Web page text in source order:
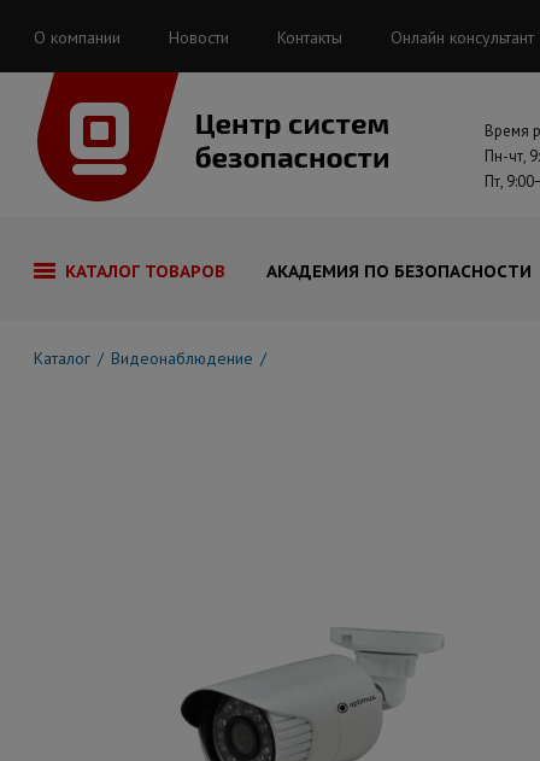
О компании Новости Контакты Онлайн консультант
Время
Пн-чт,
Пт,
КАТАЛОГ ТОВАРОВ АКАДЕМИЯ ПО БЕЗОПАСНОСТИ
Каталог Видеонаблюдение